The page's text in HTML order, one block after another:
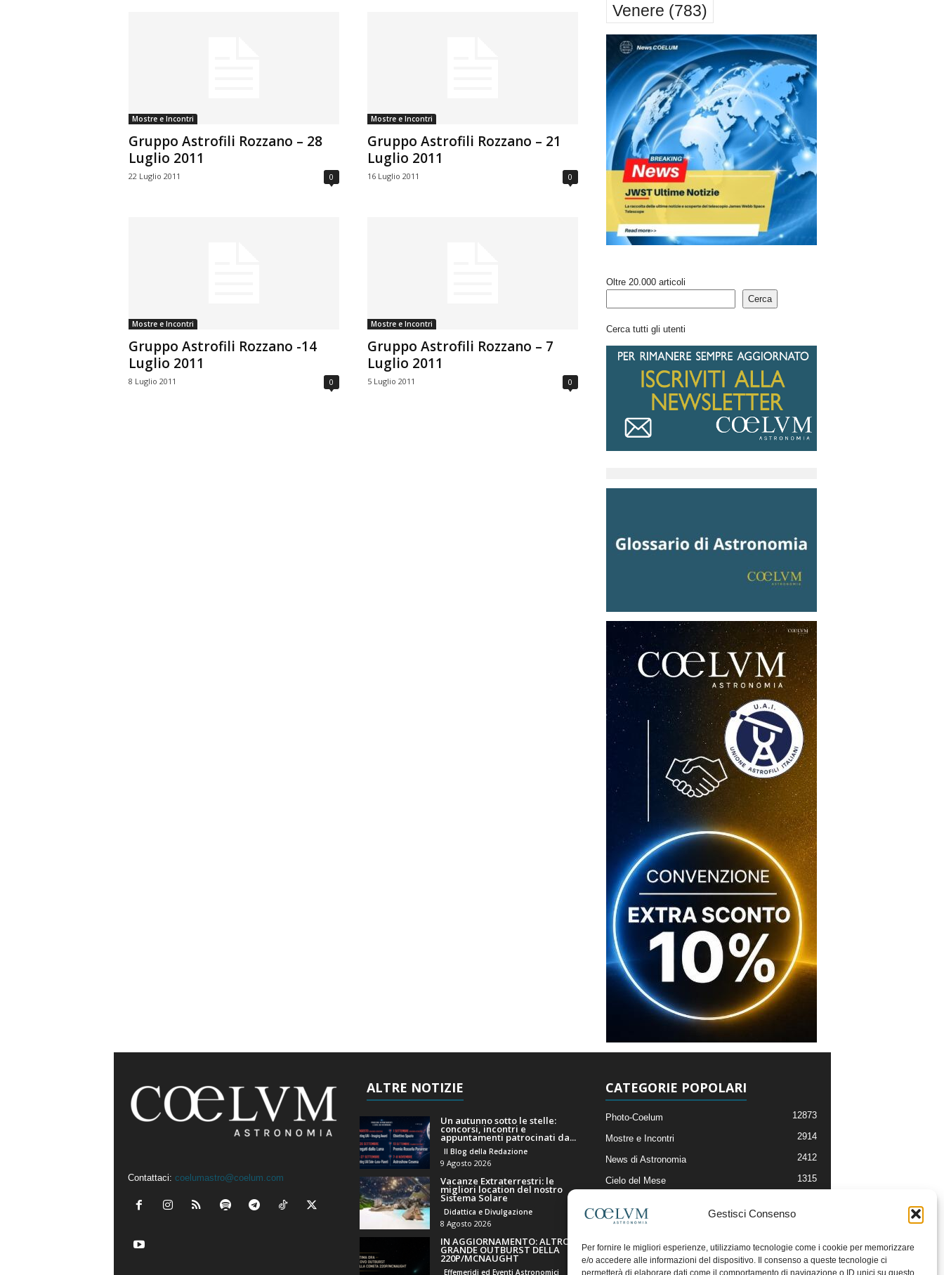
Gestisci Consenso
Per fornire le migliori esperienze, utilizziamo tecnologie come i cookie per memorizzare
e/o accedere alle informazioni del dispositivo. Il consenso a queste tecnologie ci
permetterà di elaborare dati come il comportamento di navigazione o ID unici su questo
Mostre e Incontri
Gruppo Astrofili Rozzano – 28
Luglio 2011
22 Luglio 2011 0
Mostre e Incontri
Gruppo Astrofili Rozzano – 21
Luglio 2011
16 Luglio 2011 0
Mostre e Incontri
Gruppo Astrofili Rozzano -14
Luglio 2011
8 Luglio 2011 0
Mostre e Incontri
Gruppo Astrofili Rozzano – 7
Luglio 2011
5 Luglio 2011 0
Venere (783)
Oltre 20.000 articoli
Cerca
Cerca tutti gli utenti
Contattaci: coelumastro@coelum.com
ALTRE NOTIZIE
Un autunno sotto le stelle:
concorsi, incontri e
appuntamenti patrocinati da...
Il Blog della Redazione
9 Agosto 2026
Vacanze Extraterrestri: le
migliori location del nostro
Sistema Solare
Didattica e Divulgazione
8 Agosto 2026
IN AGGIORNAMENTO: ALTRO
GRANDE OUTBURST DELLA
220P/MCNAUGHT
Effemeridi ed Eventi Astronomici
CATEGORIE POPOLARI
Photo-Coelum 12873
Mostre e Incontri 2914
News di Astronomia 2412
Cielo del Mese 1315
Articoli e Risorse On-Line
Il Blog della Redazione